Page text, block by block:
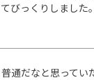
びっくりしました
通だなと思って